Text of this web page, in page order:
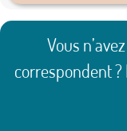
Vous
correspondent